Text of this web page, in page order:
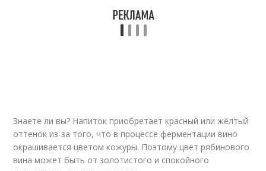
Знаете ли вы? Напиток приобретает красный или жёлтый
оттенок из-за того, что в процессе ферментации вино
окрашивается цветом кожуры. Поэтому цвет рябинового
вина может быть от золотистого и спокойного